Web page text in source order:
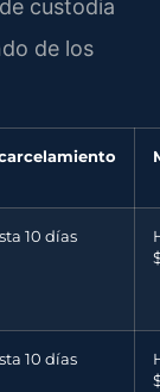
custodia
de los
10 días
10 días